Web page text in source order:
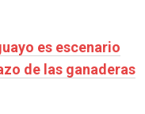
es escenario
de las ganaderas